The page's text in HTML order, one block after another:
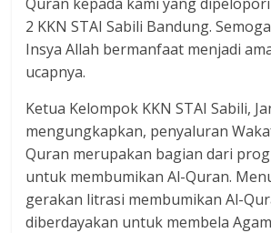
2 KKN STAI Sabili Bandung.
Insya Allah bermanfaat menjadi
ucapnya.
Ketua Kelompok KKN STAI Sabili,
mengungkapkan, penyaluran
Quran merupakan bagian dari
untuk membumikan Al-Quran.
gerakan litrasi membumikan Al-
diberdayakan untuk membela